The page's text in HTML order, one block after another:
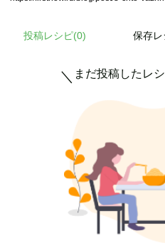
投稿レシピ(0) 保存
＼ まだ投稿したレ